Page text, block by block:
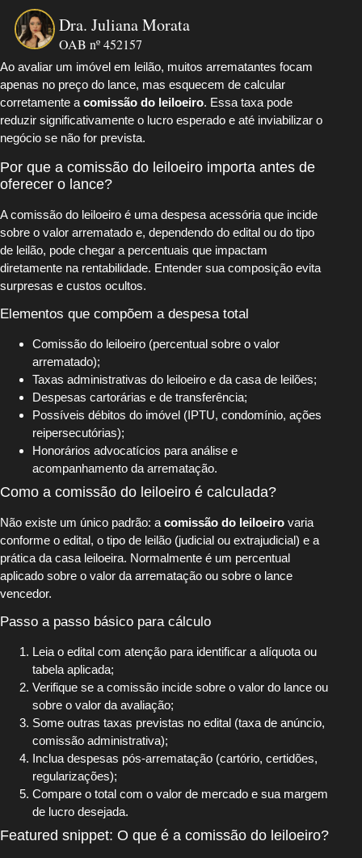
Dra. Juliana Morata
OAB nº 452157
Ao avaliar um imóvel em leilão, muitos arrematantes focam
apenas no preço do lance, mas esquecem de calcular
corretamente a comissão do leiloeiro. Essa taxa pode
reduzir significativamente o lucro esperado e até inviabilizar o
negócio se não for prevista.
Por que a comissão do leiloeiro importa antes de
oferecer o lance?
A comissão do leiloeiro é uma despesa acessória que incide
sobre o valor arrematado e, dependendo do edital ou do tipo
de leilão, pode chegar a percentuais que impactam
diretamente na rentabilidade. Entender sua composição evita
surpresas e custos ocultos.
Elementos que compõem a despesa total
Comissão do leiloeiro (percentual sobre o valor
arrematado);
Taxas administrativas do leiloeiro e da casa de leilões;
Despesas cartorárias e de transferência;
Possíveis débitos do imóvel (IPTU, condomínio, ações
reipersecutórias);
Honorários advocatícios para análise e
acompanhamento da arrematação.
Como a comissão do leiloeiro é calculada?
Não existe um único padrão: a comissão do leiloeiro varia
conforme o edital, o tipo de leilão (judicial ou extrajudicial) e a
prática da casa leiloeira. Normalmente é um percentual
aplicado sobre o valor da arrematação ou sobre o lance
vencedor.
Passo a passo básico para cálculo
Leia o edital com atenção para identificar a alíquota ou
tabela aplicada;
Verifique se a comissão incide sobre o valor do lance ou
sobre o valor da avaliação;
Some outras taxas previstas no edital (taxa de anúncio,
comissão administrativa);
Inclua despesas pós-arrematação (cartório, certidões,
regularizações);
Compare o total com o valor de mercado e sua margem
de lucro desejada.
Featured snippet: O que é a comissão do leiloeiro?